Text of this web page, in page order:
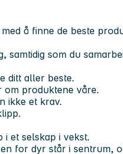
å finne de beste
som du
ditt aller beste.
produktene våre.
ikke et krav.
i et selskap i vekst.
for dyr står i sentrum,